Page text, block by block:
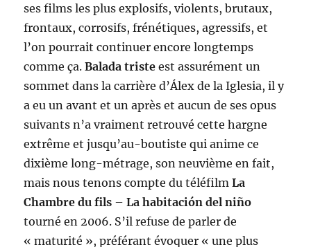
ses films les plus explosifs, violents, brutaux,
frontaux, corrosifs, frénétiques, agressifs, et
l’on pourrait continuer encore longtemps
comme ça.Balada tristeest assurément un
sommet dans la carrière d’Álex de la Iglesia, il y
a eu un avant et un après et aucun de ses opus
suivants n’a vraiment retrouvé cette hargne
extrême et jusqu’au-boutiste qui anime ce
dixième long-métrage, son neuvième en fait,
mais nous tenons compte du téléfilmLa
Chambre du fils – La habitación del niño
tourné en 2006. S’il refuse de parler de
« maturité », préférant évoquer « une plus